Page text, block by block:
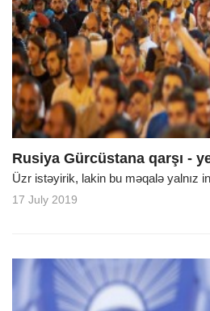
Rusiya Gürcüstana qarşı -
Üzr istəyirik, lakin bu məqalə yalnız
17 July 2019